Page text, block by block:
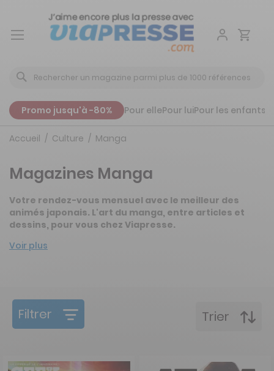
Aller
Promo jusqu'à -80% Pour ellePour luiPour les enfants
Accueil Culture Manga
Magazines Manga
Votre rendez-vous mensuel avec le meilleur des
animés japonais. L'art du manga, entre articles et
dessins, pour vous chez Viapresse.
Voir plus
Filtrer Trier